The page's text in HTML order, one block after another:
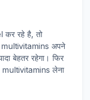
कर रहे है, तो
अपने
बेहतर रहेगा। फिर
multivitamins लेना